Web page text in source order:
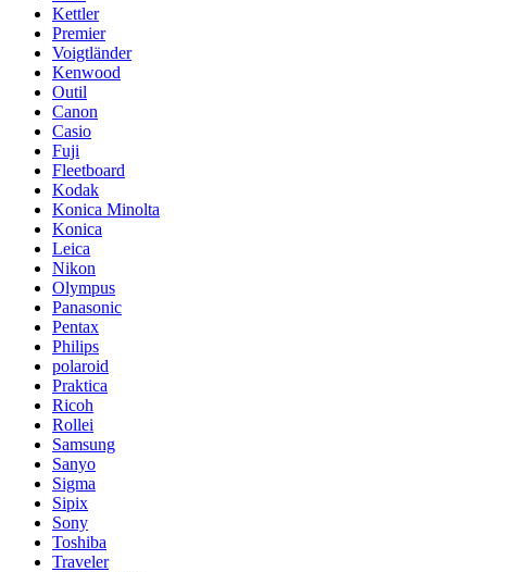
Kettler
Premier
Voigtländer
Kenwood
Outil
Canon
Casio
Fuji
Fleetboard
Kodak
Konica Minolta
Konica
Leica
Nikon
Olympus
Panasonic
Pentax
Philips
polaroid
Praktica
Ricoh
Rollei
Samsung
Sanyo
Sigma
Sipix
Sony
Toshiba
Traveler